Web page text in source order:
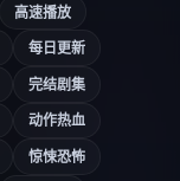
高速播放
每日更新
完结剧集
动作热血
惊悚恐怖